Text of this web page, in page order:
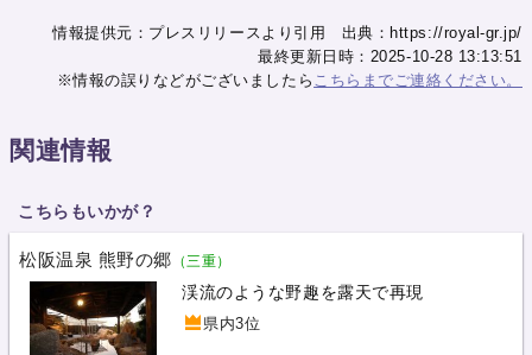
情報提供元：プレスリリースより引用 出典：https://royal-gr.jp/
最終更新日時：2025-10-28 13:13:51
※情報の誤りなどがございましたら こちらまでご連絡ください。
関連情報
こちらもいかが？
松阪温泉 熊野の郷 （三重）
渓流のような野趣を露天で再現
県内3位